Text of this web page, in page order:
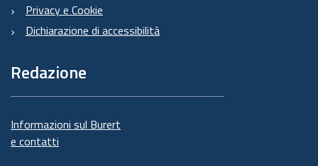
Privacy e Cookie
Dichiarazione di accessibilità
Redazione
Informazioni sul Burert
e contatti